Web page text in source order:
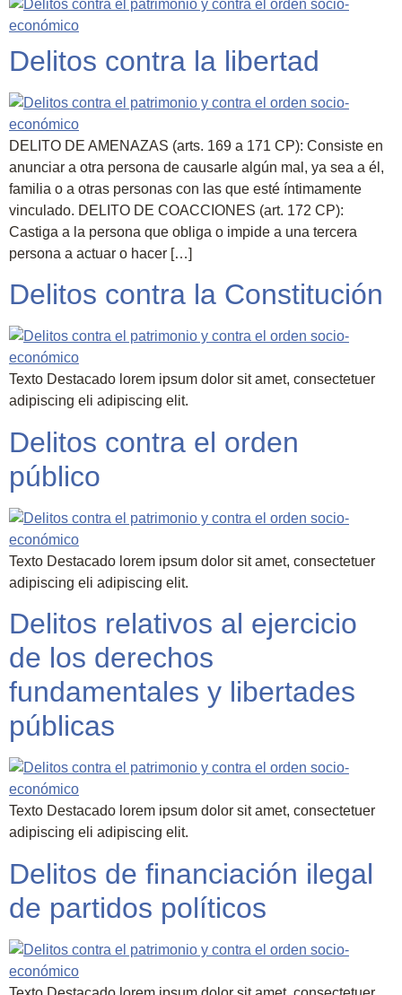
Delitos contra la libertad
DELITO DE AMENAZAS (arts. 169 a 171 CP): Consiste en
anunciar a otra persona de causarle algún mal, ya sea a él,
familia o a otras personas con las que esté íntimamente
vinculado. DELITO DE COACCIONES (art. 172 CP):
Castiga a la persona que obliga o impide a una tercera
persona a actuar o hacer […]
Delitos contra la Constitución
Texto Destacado lorem ipsum dolor sit amet, consectetuer
adipiscing eli adipiscing elit.
Delitos contra el orden
público
Texto Destacado lorem ipsum dolor sit amet, consectetuer
adipiscing eli adipiscing elit.
Delitos relativos al ejercicio
de los derechos
fundamentales y libertades
públicas
Texto Destacado lorem ipsum dolor sit amet, consectetuer
adipiscing eli adipiscing elit.
Delitos de financiación ilegal
de partidos políticos